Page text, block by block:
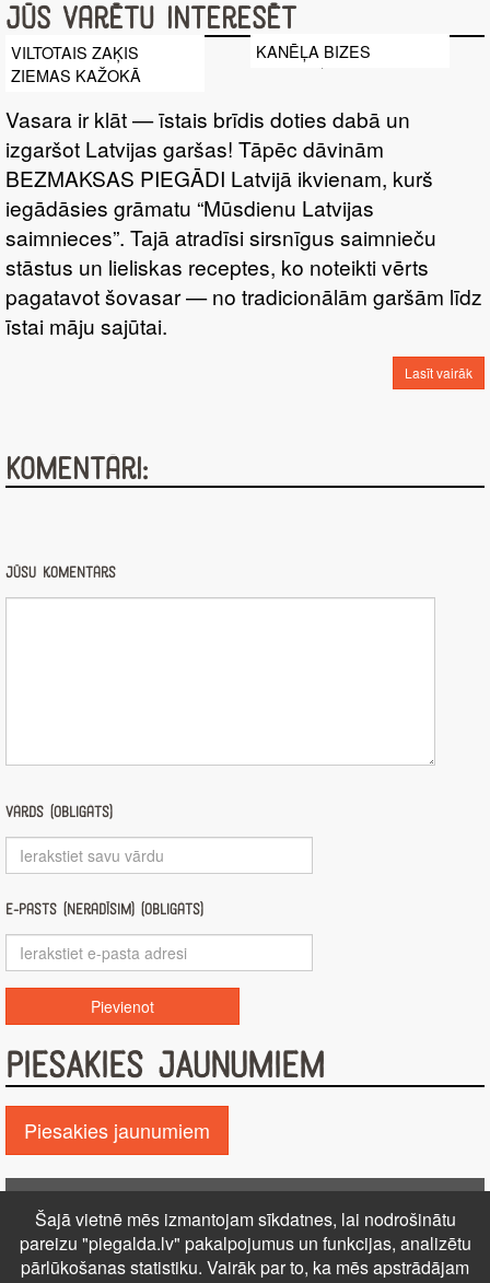
Jūs varētu interesēt
VILTOTAIS ZAĶIS
ZIEMAS KAŽOKĀ
KANĒĻA BIZES
Vasara ir klāt — īstais brīdis doties dabā un
izgaršot Latvijas garšas! Tāpēc dāvinām
BEZMAKSAS PIEGĀDI Latvijā ikvienam, kurš
iegādāsies grāmatu “Mūsdienu Latvijas
saimnieces”. Tajā atradīsi sirsnīgus saimnieču
stāstus un lieliskas receptes, ko noteikti vērts
pagatavot šovasar — no tradicionālām garšām līdz
īstai māju sajūtai.
Lasīt vairāk
Komentāri:
Jūsu komentārs
Vārds (obligāts)
E-pasts (nerādīsim) (obligāts)
PIESAKIES JAUNUMIEM
Piesakies jaunumiem
Kontakti Reklāma Par mums
Autortiesības
PRIVĀTUMA POLITIKA
NOTEIKUMI – DISTANCES
Šajā vietnē mēs izmantojam sīkdatnes, lai nodrošinātu
pareizu "piegalda.lv" pakalpojumus un funkcijas, analizētu
pārlūkošanas statistiku. Vairāk par to, ka mēs apstrādājam